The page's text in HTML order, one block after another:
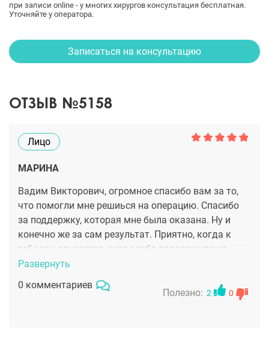
при записи online - у многих хирургов консультация бесплатная.
Уточняйте у оператора.
Записаться на консультацию
ОТЗЫВ №5158
Лицо
МАРИНА
Вадим Викторович, огромное спасибо вам за то,
что помогли мне решиься на операцию. Спасибо
за поддержку, которая мне была оказана. Ну и
конечно же за сам результат. Приятно, когда к
тебе так относятся, когда тебя поддерживают.
Спасибо большое за человеческое тепло и за
красивую и молодую меня.
Развернуть
0 комментариев
Полезно: 2 0